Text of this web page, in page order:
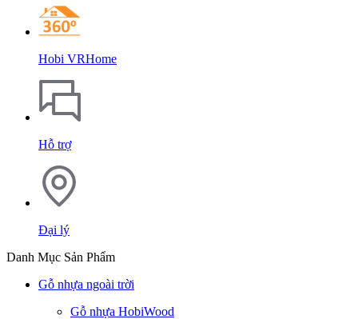
Hobi VRHome
Hỗ trợ
Đại lý
Danh Mục Sản Phẩm
Gỗ nhựa ngoài trời
Gỗ nhựa HobiWood